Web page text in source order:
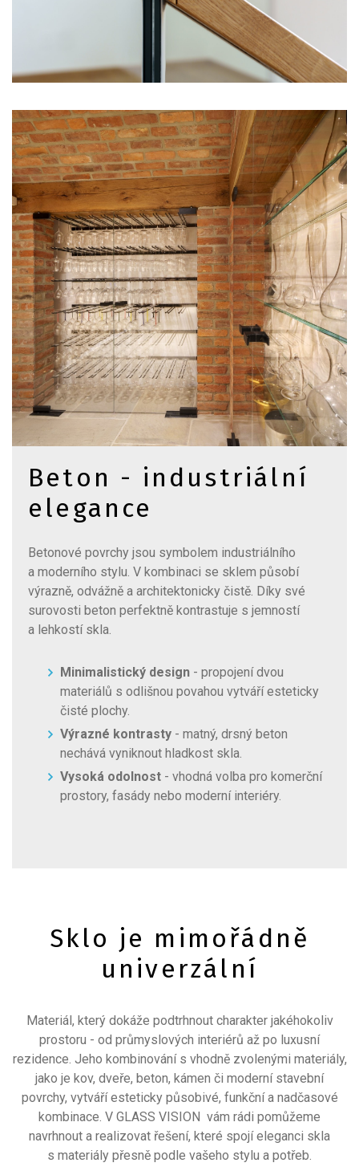
Beton - industriální
elegance
Betonové povrchy jsou symbolem industriálního
a moderního stylu. V kombinaci se sklem působí
výrazně, odvážně a architektonicky čistě. Díky své
surovosti beton perfektně kontrastuje s jemností
a lehkostí skla.
Minimalistický design - propojení dvou
materiálů s odlišnou povahou vytváří esteticky
čisté plochy.
Výrazné kontrasty - matný, drsný beton
nechává vyniknout hladkost skla.
Vysoká odolnost - vhodná volba pro komerční
prostory, fasády nebo moderní interiéry.
Sklo je mimořádně
univerzální
Materiál, který dokáže podtrhnout charakter jakéhokoliv
prostoru - od průmyslových interiérů až po luxusní
rezidence. Jeho kombinování s vhodně zvolenými materiály,
jako je kov, dveře, beton, kámen či moderní stavební
povrchy, vytváří esteticky působivé, funkční a nadčasové
kombinace. V GLASS VISION vám rádi pomůžeme
navrhnout a realizovat řešení, které spojí eleganci skla
s materiály přesně podle vašeho stylu a potřeb.